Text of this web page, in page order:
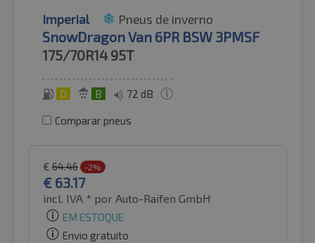
Imperial Pneus de inverno
SnowDragon Van 6PR BSW 3PMSF
175/70R14 95T
D B 72 dB
Comparar pneus
€ 64.46 -2%
€ 63.17
incl. IVA * por Auto-Raifen GmbH
EM ESTOQUE
Envio gratuito